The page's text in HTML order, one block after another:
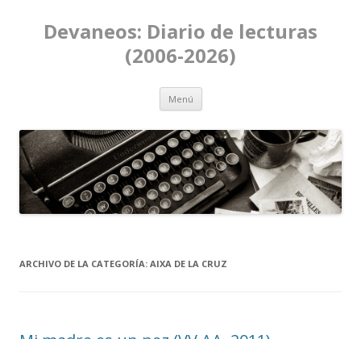
Devaneos: Diario de lecturas
(2006-2026)
Menú Ir al contenido
ARCHIVO DE LA CATEGORÍA: AIXA DE LA CRUZ